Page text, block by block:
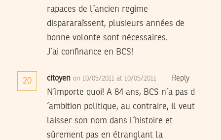
rapaces de l´ancien regime
dispararaîssent, plusieurs années de
bonne volonte sont nécessaires.
J´ai confinance en BCS!
20 citoyen on 10/05/2011 at 10/05/2011 Reply
N´importe quoi! A 84 ans, BCS n´a pas d
´ambition politique, au contraire, il veut
laisser son nom dans l´histoire et
sûrement pas en étranglant la